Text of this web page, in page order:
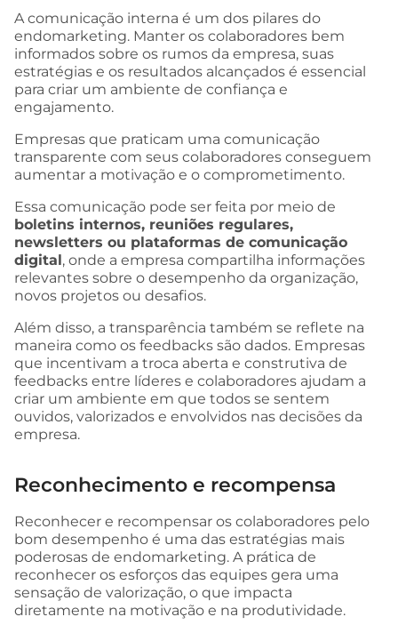
A comunicação interna é um dos pilares do
endomarketing. Manter os colaboradores bem
informados sobre os rumos da empresa, suas
estratégias e os resultados alcançados é essencial
para criar um ambiente de confiança e
engajamento.
Empresas que praticam uma comunicação
transparente com seus colaboradores conseguem
aumentar a motivação e o comprometimento.
Essa comunicação pode ser feita por meio de
boletins internos, reuniões regulares,
newsletters ou plataformas de comunicação
digital, onde a empresa compartilha informações
relevantes sobre o desempenho da organização,
novos projetos ou desafios.
Além disso, a transparência também se reflete na
maneira como os feedbacks são dados. Empresas
que incentivam a troca aberta e construtiva de
feedbacks entre líderes e colaboradores ajudam a
criar um ambiente em que todos se sentem
ouvidos, valorizados e envolvidos nas decisões da
empresa.
Reconhecimento e recompensa
Reconhecer e recompensar os colaboradores pelo
bom desempenho é uma das estratégias mais
poderosas de endomarketing. A prática de
reconhecer os esforços das equipes gera uma
sensação de valorização, o que impacta
diretamente na motivação e na produtividade.